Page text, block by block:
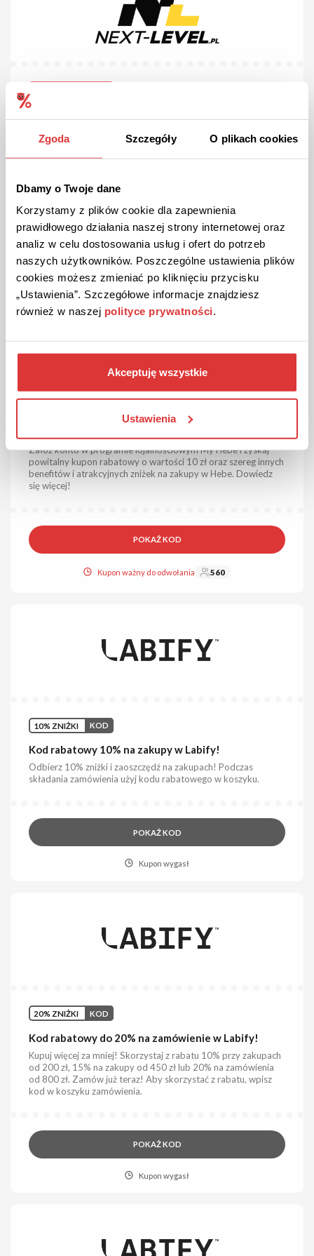
Zgoda Szczegóły O plikach cookies
Dbamy o Twoje dane
Korzystamy z plików cookie dla zapewnienia
prawidłowego działania naszej strony internetowej oraz
analiz w celu dostosowania usług i ofert do potrzeb
naszych użytkowników. Poszczególne ustawienia plików
cookies możesz zmieniać po kliknięciu przycisku
„Ustawienia”. Szczegółowe informacje znajdziesz
również w naszej polityce prywatności.
Akceptuję wszystkie
Ustawienia
Dołącz do bezpłatnego newslettera sklepu Next-Level, żeby
otrzymać kod rabatowy na pierwsze zakupy. Zapisz się już
POKAŻ KOD
Kupon ważny do odwołania
Załóż konto w programie lojalnościowym My Hebe i zyskaj
powitalny kupon rabatowy o wartości 10 zł oraz szereg innych
benefitów i atrakcyjnych zniżek na zakupy w Hebe. Dowiedz
się więcej!
POKAŻ KOD
Kupon ważny do odwołania 560
10% ZNIŻKI KOD
Kod rabatowy 10% na zakupy w Labify!
Odbierz 10% zniżki i zaoszczędź na zakupach! Podczas
składania zamówienia użyj kodu rabatowego w koszyku.
POKAŻ KOD
Kupon wygasł
20% ZNIŻKI KOD
Kod rabatowy do 20% na zamówienie w Labify!
Kupuj więcej za mniej! Skorzystaj z rabatu 10% przy zakupach
od 200 zł, 15% na zakupy od 450 zł lub 20% na zamówienia
od 800 zł. Zamów już teraz! Aby skorzystać z rabatu, wpisz
kod w koszyku zamówienia.
POKAŻ KOD
Kupon wygasł